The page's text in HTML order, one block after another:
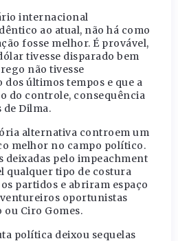
internacional
ao atual, não há como
fosse melhor. É provável,
tivesse disparado bem
não tivesse
dos últimos tempos e que a
do controle, consequência
Dilma.
alternativa controem um
melhor no campo político.
deixadas pelo impeachment
qualquer tipo de costura
partidos e abriram espaço
oportunistas
ou Ciro Gomes.
política deixou sequelas